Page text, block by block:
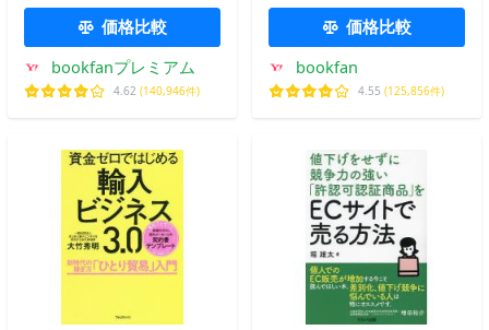
価格比較
bookfanプレミアム
4.62 (140,946件)
価格比較
bookfan
4.55 (125,856件)